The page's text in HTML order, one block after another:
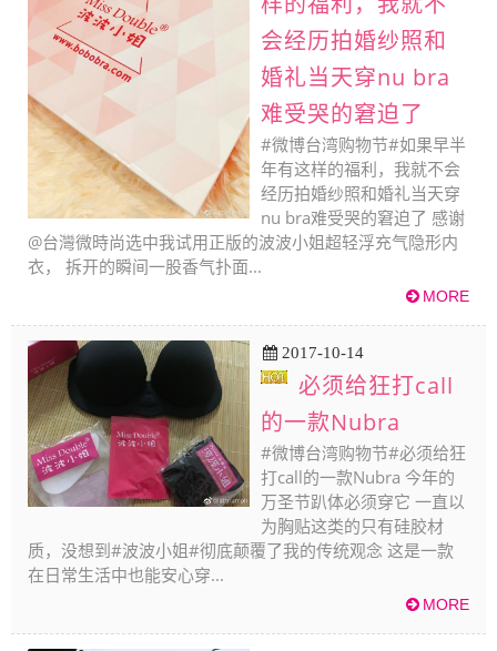
会经历拍婚纱照和
婚礼当天穿nu bra
难受哭的窘迫了
#微博台湾购物节#如果早半
年有这样的福利，我就不会
经历拍婚纱照和婚礼当天穿
nu bra难受哭的窘迫了 感谢
@台灣微時尚选中我试用正版的波波小姐超轻浮充气隐形内
衣， 拆开的瞬间一股香气扑面...
2017-10-14
必须给狂打call
的一款Nubra
#微博台湾购物节#必须给狂
打call的一款Nubra 今年的
万圣节趴体必须穿它 一直以
为胸贴这类的只有硅胶材
质，没想到#波波小姐#彻底颠覆了我的传统观念 这是一款
在日常生活中也能安心穿...